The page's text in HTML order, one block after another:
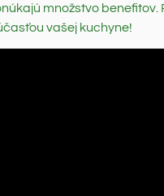
množstvo
vašej kuchyne!